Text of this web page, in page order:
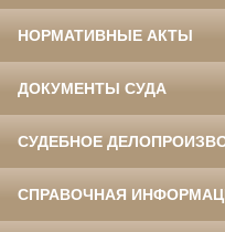
НОРМАТИВНЫЕ АКТЫ
ДОКУМЕНТЫ СУДА
СУДЕБНОЕ
СПРАВОЧНАЯ